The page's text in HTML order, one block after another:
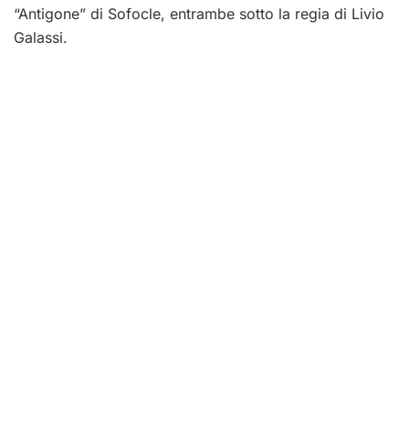
“Antigone” di Sofocle, entrambe sotto la regia di Livio
Galassi.